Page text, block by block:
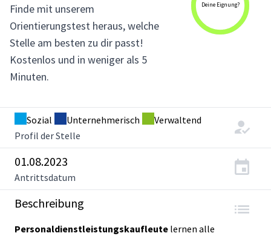
Deine Eignung?
Finde mit unserem
Orientierungstest heraus, welche
Stelle am besten zu dir passt!
Kostenlos und in weniger als 5
Minuten.
Sozial Unternehmerisch
Verwaltend
Profil der Stelle
01.08.2023
Antrittsdatum
Beschreibung
Personaldienstleistungskaufleute lernen alle